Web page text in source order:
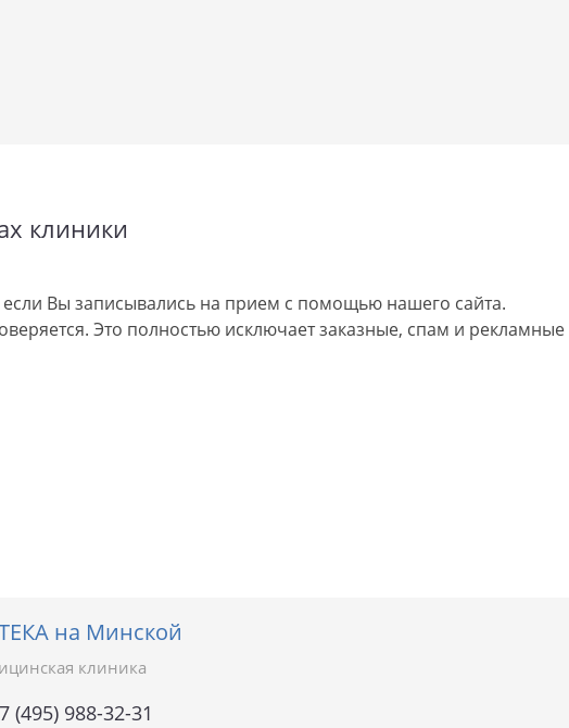
клиники
если Вы записывались на прием с помощью нашего сайта.
Это полностью исключает заказные, спам и
на Минской
клиника
(495) 988-32-31